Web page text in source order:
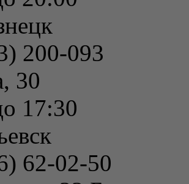
200-093
30
17:30
62-02-50